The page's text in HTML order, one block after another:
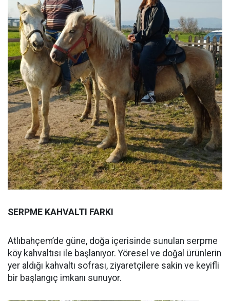
SERPME KAHVALTI FARKI
Atlıbahçem’de güne, doğa içerisinde sunulan serpme
köy kahvaltısı ile başlanıyor. Yöresel ve doğal ürünlerin
yer aldığı kahvaltı sofrası, ziyaretçilere sakin ve keyifli
bir başlangıç imkanı sunuyor.